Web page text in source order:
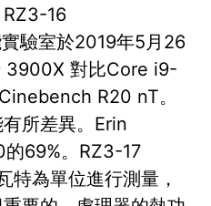
RZ3-16
驗室於2019年5月26
3900X 對比Core i9-
R20 nT。
所差異。Erin
69%。RZ3-17
特為單位進行測量，